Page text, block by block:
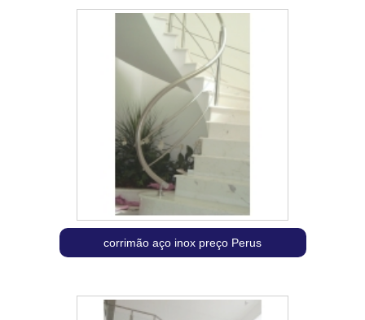
corrimão aço inox preço Perus